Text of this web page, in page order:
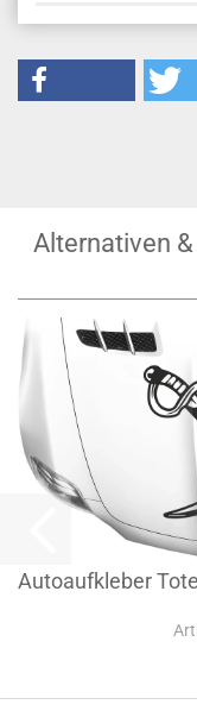
Alternativen
Autoaufkleber